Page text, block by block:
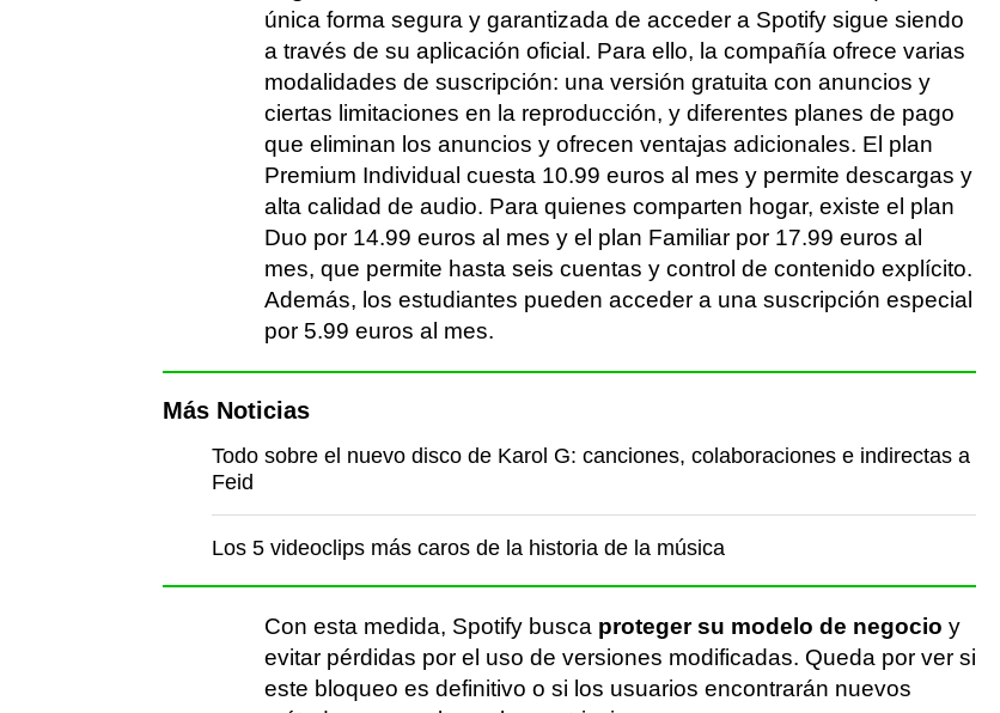
única forma segura y garantizada de acceder a Spotify sigue siendo
a través de su aplicación oficial. Para ello, la compañía ofrece varias
modalidades de suscripción: una versión gratuita con anuncios y
ciertas limitaciones en la reproducción, y diferentes planes de pago
que eliminan los anuncios y ofrecen ventajas adicionales. El plan
Premium Individual cuesta 10.99 euros al mes y permite descargas y
alta calidad de audio. Para quienes comparten hogar, existe el plan
Duo por 14.99 euros al mes y el plan Familiar por 17.99 euros al
mes, que permite hasta seis cuentas y control de contenido explícito.
Además, los estudiantes pueden acceder a una suscripción especial
por 5.99 euros al mes.
Más Noticias
Todo sobre el nuevo disco de Karol G: canciones, colaboraciones e indirectas a
Feid
Los 5 videoclips más caros de la historia de la música
Con esta medida, Spotify busca proteger su modelo de negocio y
evitar pérdidas por el uso de versiones modificadas. Queda por ver si
este bloqueo es definitivo o si los usuarios encontrarán nuevos